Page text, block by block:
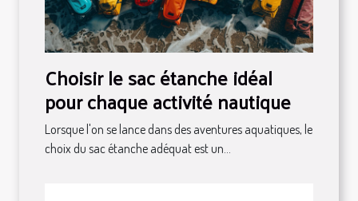
Choisir le sac étanche idéal
pour chaque activité nautique
Lorsque l'on se lance dans des aventures aquatiques, le
choix du sac étanche adéquat est un...